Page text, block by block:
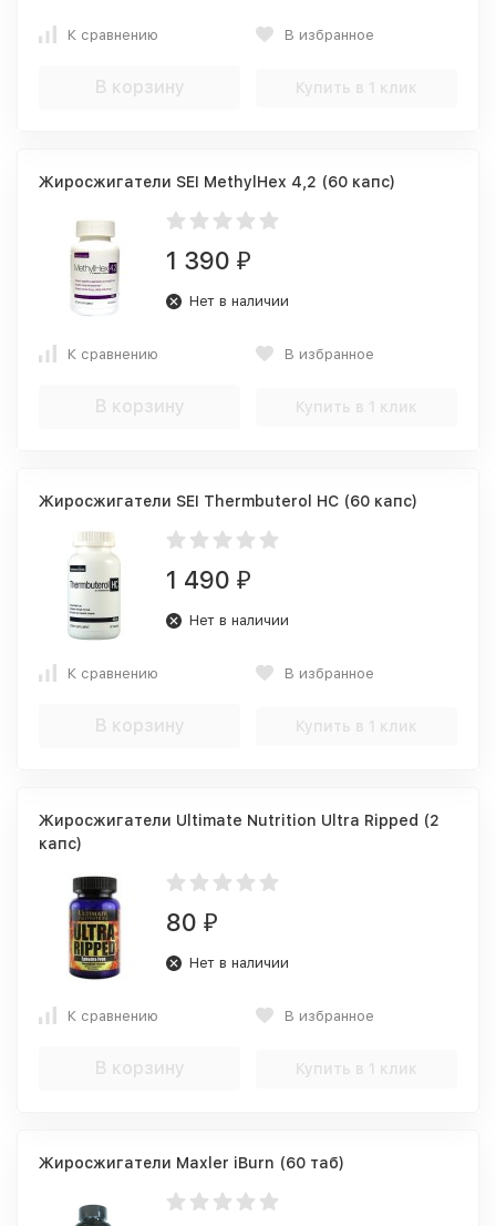
К сравнению В избранное
В корзину Купить в 1 клик
Жиросжигатели SEI MethylHex 4,2 (60 капс)
1 390 ₽
Нет в наличии
К сравнению В избранное
В корзину Купить в 1 клик
Жиросжигатели SEI Thermbuterol HC (60 капс)
1 490 ₽
Нет в наличии
К сравнению В избранное
В корзину Купить в 1 клик
Жиросжигатели Ultimate Nutrition Ultra Ripped (2
капс)
80 ₽
Нет в наличии
К сравнению В избранное
В корзину Купить в 1 клик
Жиросжигатели Maxler iBurn (60 таб)